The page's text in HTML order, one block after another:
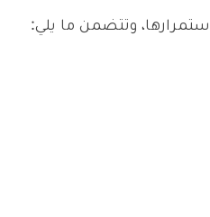
وتتضمن ما يلي: